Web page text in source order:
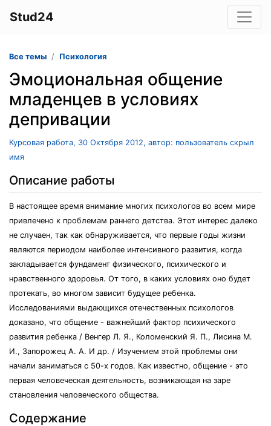
Stud24
Все темы Психология
Эмоциональная общение
младенцев в условиях
депривации
Курсовая работа, 30 Октября 2012, автор: пользователь скрыл
имя
Описание работы
В настоящее время внимание многих психологов во всем мире
привлечено к проблемам раннего детства. Этот интерес далеко
не случаен, так как обнаруживается, что первые годы жизни
являются периодом наиболее интенсивного развития, когда
закладывается фундамент физического, психического и
нравственного здоровья. От того, в каких условиях оно будет
протекать, во многом зависит будущее ребенка.
Исследованиями выдающихся отечественных психологов
доказано, что общение - важнейший фактор психического
развития ребенка / Венгер Л. Я., Коломенский Я. П., Лисина М.
И., Запорожец А. А. И др. / Изучением этой проблемы они
начали заниматься с 50-х годов. Как известно, общение - это
первая человеческая деятельность, возникающая на заре
становления человеческого общества.
Содержание